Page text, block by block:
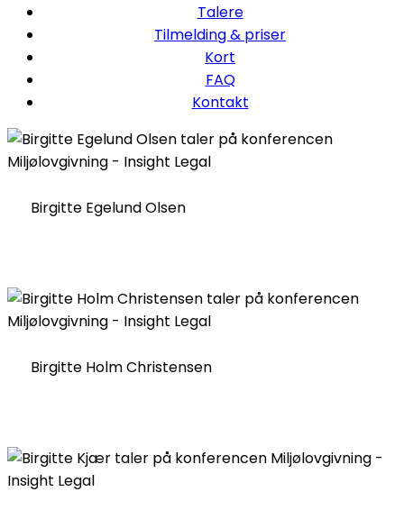
Talere
Tilmelding & priser
Kort
FAQ
Kontakt
Birgitte Egelund Olsen
Birgitte Holm Christensen